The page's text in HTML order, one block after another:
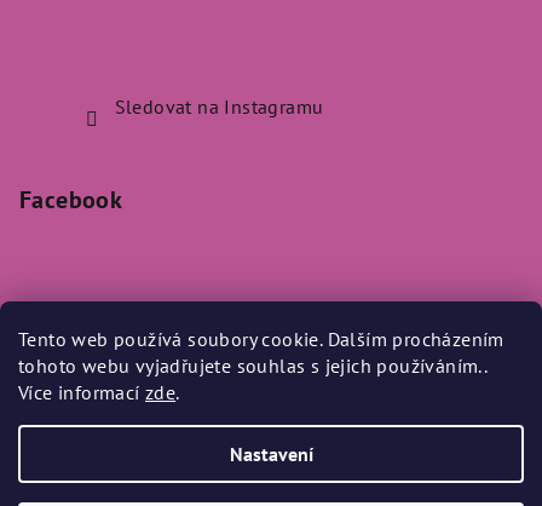
Tento web používá soubory cookie. Dalším procházením
tohoto webu vyjadřujete souhlas s jejich používáním..
Více informacízde.
Nastavení
Sledovat na Instagramu
Facebook
Přijímáme online platby